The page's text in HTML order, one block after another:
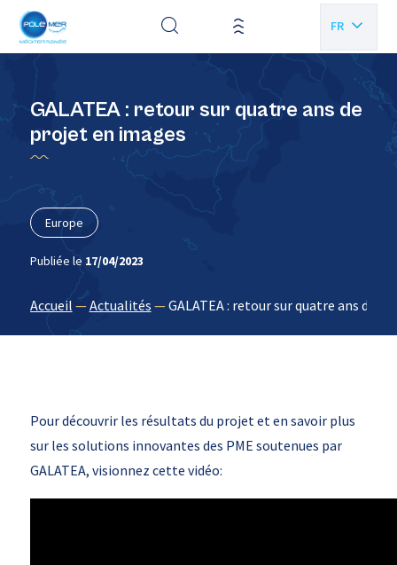
FR
GALATEA : retour sur quatre ans de
projet en images
Europe
Publiée le 17/04/2023
Accueil —Actualités —GALATEA : retour sur quatre ans de
Pour découvrir les résultats du projet et en savoir plus
sur les solutions innovantes des PME soutenues par
GALATEA, visionnez cette vidéo:
Panneau de gestion des cookies